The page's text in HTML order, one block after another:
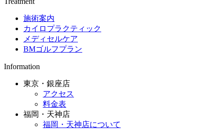
施術案内
カイロプラクティック
メディセルケア
BMゴルフプラン
Information
東京・銀座店
アクセス
料金表
福岡・天神店
福岡・天神店について